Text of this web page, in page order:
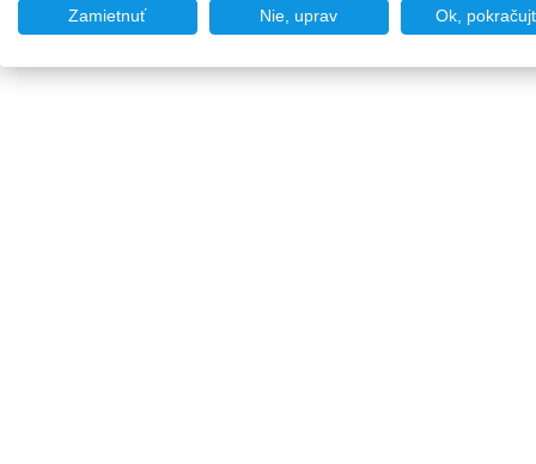
Zamietnuť Nie, uprav Ok,